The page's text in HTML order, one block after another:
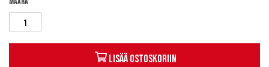
Lisää ostoskoriin